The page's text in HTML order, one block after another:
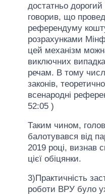
достатньо
говорив, що
референдуму
розрахунками
цей механізм
виключних
речам. В тому
законів,
всенародні
52:05 )
Таким чином,
балотувався від
2019 році, визнав
цієї обіцянки.
3)Практичність
роботи ВРУ було